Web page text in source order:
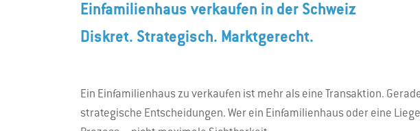
Einfamilienhaus verkaufen in der Schweiz
Diskret. Strategisch. Marktgerecht.
Ein Einfamilienhaus zu verkaufen ist mehr als eine Transaktion.
strategische Entscheidungen. Wer ein Einfamilienhaus oder eine